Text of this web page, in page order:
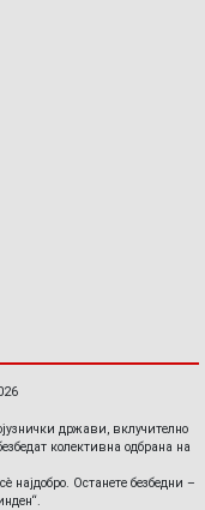
држави, вклучително
колективна одбрана на
Останете безбедни –